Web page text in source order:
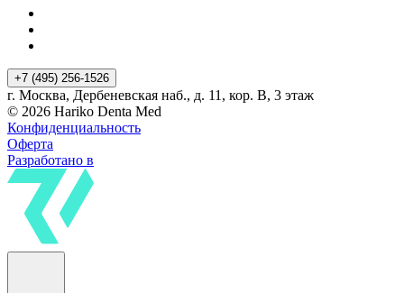
+7 (495) 256-1526
г. Москва, Дербеневская наб., д. 11, кор. В, 3 этаж
© 2026 Hariko Denta Med
Конфиденциальность
Оферта
Разработано в